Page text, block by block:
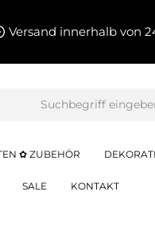
Versand innerhalb von
✿ ZUBEHÖR
SALE KONTAKT